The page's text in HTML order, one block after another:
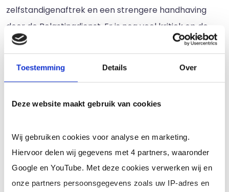
Toestemming Details Over
Deze website maakt gebruik van cookies
Wij gebruiken cookies voor analyse en marketing.
Hiervoor delen wij gegevens met 4 partners, waaronder
Google en YouTube. Met deze cookies verwerken wij en
onze partners persoonsgegevens zoals uw IP-adres en
zelfstandigenaftrek en een strengere handhaving
door de Belastingdienst. Er is nog veel kritiek op de
wet VBAR en andere maatregelen omtrent het
het veel zelfstandigen in hun werkzaamheden
bedrijven ook minder aantrekkelijk maakt. Zodoende
zelfstandige ondernemers.
Gevolgen voor zelfstandigen op
de arbeidsmarkt